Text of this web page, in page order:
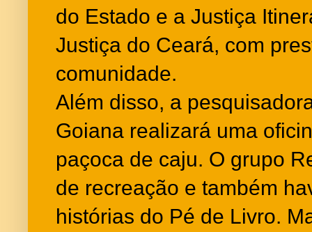
do Estado e a Justiça
Justiça do Ceará, com
comunidade.
Além disso, a
Goiana realizará uma
paçoca de caju. O grupo
de recreação e também
histórias do Pé de Livro.